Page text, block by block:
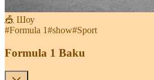
🎪 Шоу
#Formula 1#show#Sport
Formula 1 Baku